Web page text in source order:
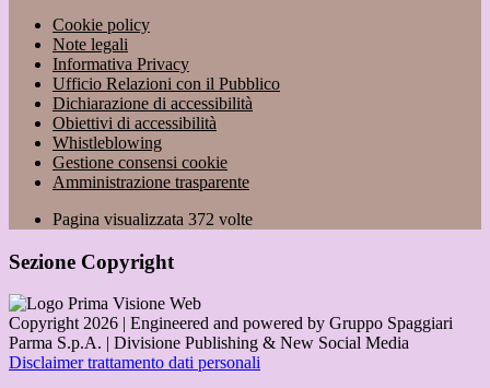
Cookie policy
Note legali
Informativa Privacy
Ufficio Relazioni con il Pubblico
Dichiarazione di accessibilità
Obiettivi di accessibilità
Whistleblowing
Gestione consensi cookie
Amministrazione trasparente
Pagina visualizzata 372 volte
Sezione Copyright
Copyright 2026 | Engineered and powered by Gruppo Spaggiari
Parma S.p.A. | Divisione Publishing & New Social Media
Disclaimer trattamento dati personali